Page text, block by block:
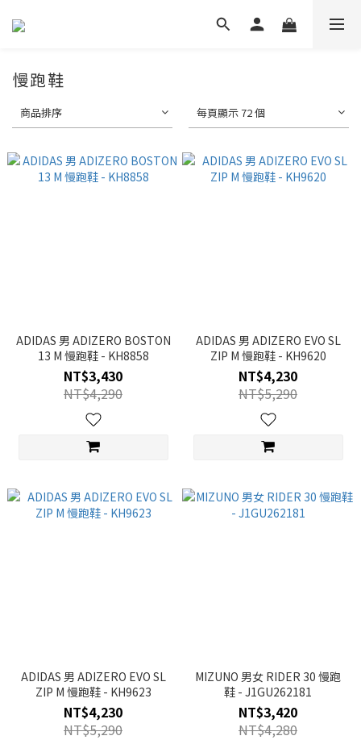
慢跑鞋
商品排序 每頁顯示 72 個
ADIDAS 男 ADIZERO BOSTON
13 M 慢跑鞋 - KH8858
NT$3,430
NT$4,290
ADIDAS 男 ADIZERO EVO SL
ZIP M 慢跑鞋 - KH9620
NT$4,230
NT$5,290
ADIDAS 男 ADIZERO EVO SL
ZIP M 慢跑鞋 - KH9623
NT$4,230
NT$5,290
MIZUNO 男女 RIDER 30 慢跑
鞋 - J1GU262181
NT$3,420
NT$4,280